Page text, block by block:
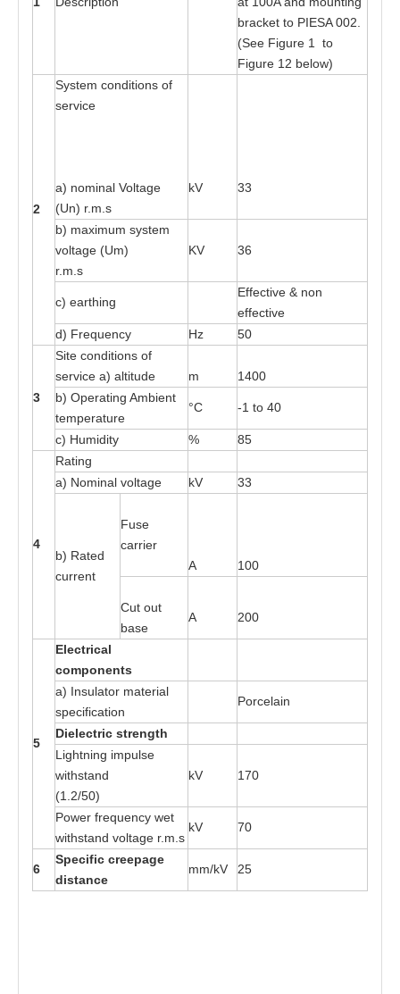
bracket to PIESA 002
(See Figure 1 to
Figure 12 below)
2
System conditions of
service
a) nominal Voltage
(Un) r. m .s
kV 33
b) maximum system
voltage (Um)
r. m s
KV 36
c) earthing
Effective & non
effective
d) Frequency Hz 50
3
Site conditions of
service a) altitude m 1400
b) Operating Ambient
temperature
°C -1 to 40
c) Humidity % 85
4
Rating
a) Nominal voltage kV 33
b) Rated
current
Fuse
carrier
A
100
Cut out
base
A 200
5
Electrical
components
a) Insulator material
specification
Porcelain
Dielectric strength
L ightning impulse
withstand
(1.2/50)
kV 170
Power frequency wet
withstand voltage r. m .s
kV 70
6
Specific creepage
distance
mm/kV 25